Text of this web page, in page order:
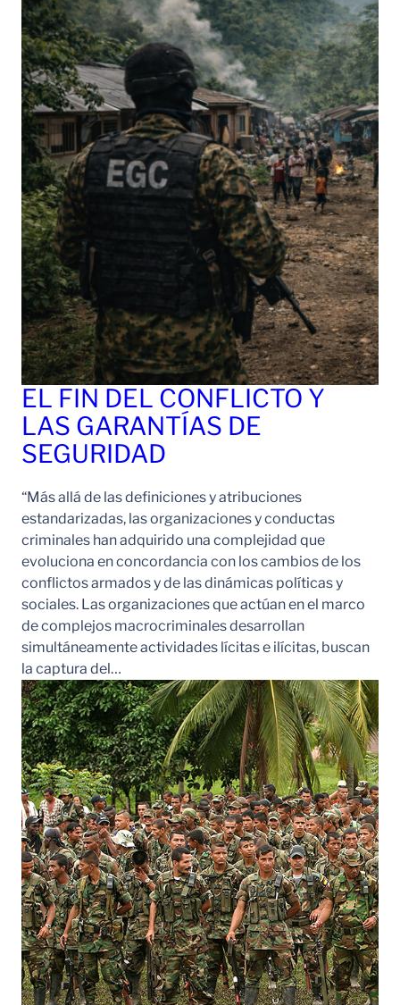
EL FIN DEL CONFLICTO Y
LAS GARANTÍAS DE
SEGURIDAD
“Más allá de las definiciones y atribuciones
estandarizadas, las organizaciones y conductas
criminales han adquirido una complejidad que
evoluciona en concordancia con los cambios de los
conflictos armados y de las dinámicas políticas y
sociales. Las organizaciones que actúan en el marco
de complejos macrocriminales desarrollan
simultáneamente actividades lícitas e ilícitas, buscan
la captura del…